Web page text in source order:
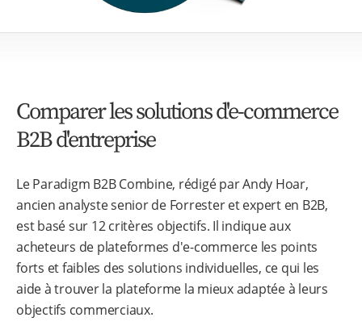
Comparer les solutions d'e-commerce
B2B d'entreprise
Le Paradigm B2B Combine, rédigé par Andy Hoar,
ancien analyste senior de Forrester et expert en B2B,
est basé sur 12 critères objectifs. Il indique aux
acheteurs de plateformes d'e-commerce les points
forts et faibles des solutions individuelles, ce qui les
aide à trouver la plateforme la mieux adaptée à leurs
objectifs commerciaux.